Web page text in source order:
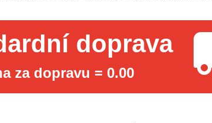
doprava
za dopravu = 0.00